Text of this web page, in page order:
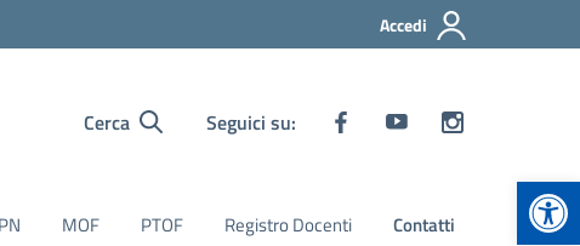
Accedi
Cerca Seguici su:
MOF PTOF Registro Docenti Contatti